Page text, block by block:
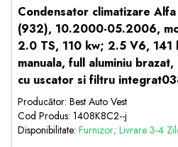
Condensator climatizare
(932), 10.2000-05.2006,
2.0 TS, 110 kw; 2.5 V6, 141
manuala, full aluminiu
cu uscator si filtru
Producător: Best Auto Vest
Cod Produs: 1408K8C2--j
Disponibilitate: Furnizor; Livrare 3-4